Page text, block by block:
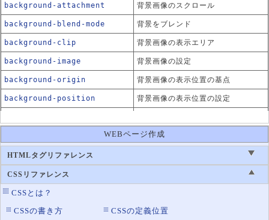
background-attachment 背景画像のスクロール
background-blend-mode 背景をブレンド
background-clip 背景画像の表示エリア
background-image 背景画像の設定
background-origin 背景画像の表示位置の基点
background-position 背景画像の表示位置の設定
背景画像の表示サイズ設定
border-bottom-color
border-color
border-left-color
border-right-color 罫線の右辺の色設定
WEBページ作成
HTMLタグリファレンス
CSSリファレンス
CSSとは？
CSSの書き方
CSSの定義位置